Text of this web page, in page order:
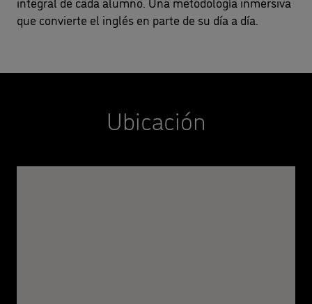
que convierte el inglés en parte de su día a día.
Ubicación